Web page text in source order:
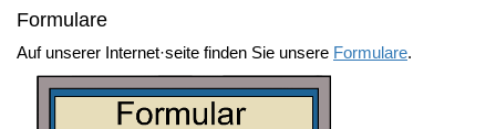
Formulare
Auf unserer Internet·seite finden Sie unsere Formulare.